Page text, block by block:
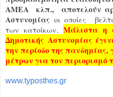
ΑΜΕΑ κλπ., αποτελούν
Αστυνομίας οι οποίες
των κατοίκων. Μάλιστα η
Δημοτικής Αστυνομίας
την περίοδο της πανδημίας,
μέτρων για τον περιορισμό
www.typosthes.gr